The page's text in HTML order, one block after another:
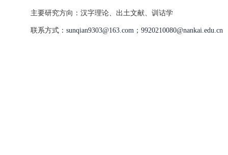
主要研究方向：汉字理论、出土文献、训诂学
联系方式： sunqian9303@163.com；9920210080@nankai.edu.cn